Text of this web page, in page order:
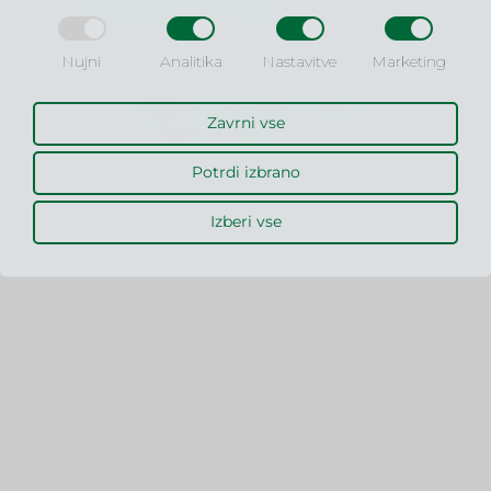
Izdelava spletnih strani: Kreativna tovarna
Nujni Analitika Nastavitve Marketing
Zavrni vse
Potrdi izbrano
Izberi vse
šoli za poslovne vede!
OBIŠČITE SPLETNO STRAN